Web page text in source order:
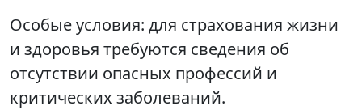
Особые условия: для страхования жизни
и здоровья требуются сведения об
отсутствии опасных профессий и
критических заболеваний.